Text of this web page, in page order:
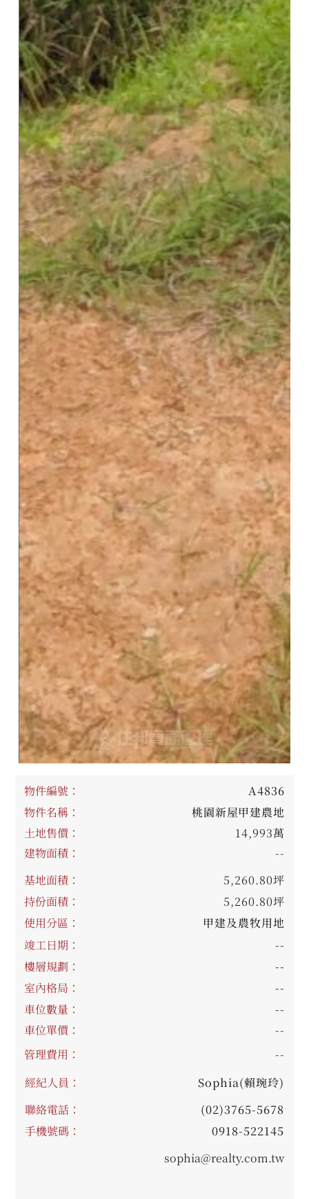
物件編號：
A4836
物件名稱：
桃園新屋甲建農地
土地售價：
14,993萬
建物面積：
--
基地面積：
5,260.80坪
持份面積：
5,260.80坪
使用分區：
甲建及農牧用地
竣工日期：
--
樓層規劃：
--
室內格局：
--
車位數量：
--
車位單價：
--
管理費用：
--
經紀人員：
Sophia(賴琬玲)
聯絡電話：
(02)3765-5678
手機號碼：
0918-522145
sophia@realty.com.tw